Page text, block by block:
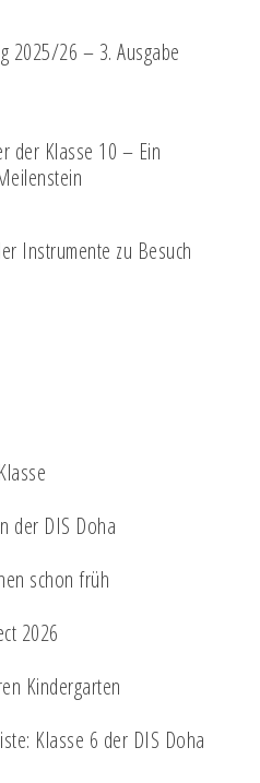
2025/26 – 3. Ausgabe
der Klasse 10 – Ein
Instrumente zu Besuch
der DIS Doha
schon früh
2026
Kindergarten
Klasse 6 der DIS Doha